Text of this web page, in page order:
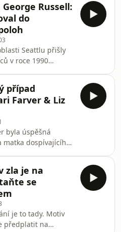
Motiv zla. Russell:
do
Seattlu přišly
v roce 1990
a proto je
do všelijakých
kterou
odborníci. Co
obětem
To se dozvíte v nové
případ
Farver & Liz
byla úspěšná
matka dospívajícího
že se z původně
stane vztah.
2012 Cari Farver
Dave se toho dne
cílem stalkingu a
obdoby. Co se
zla je na
se
je to tady. Motiv
předplatit na